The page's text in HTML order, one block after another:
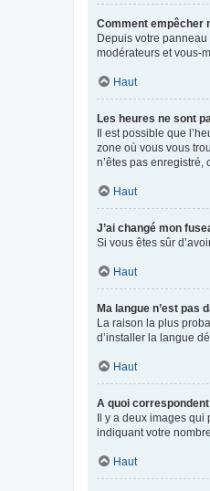
Comment empêcher
Depuis votre panneau
modérateurs et vous-
Haut
Les heures ne sont
Il est possible que
zone où vous vous
n’êtes pas enregistré,
Haut
J’ai changé mon
Si vous êtes sûr
Haut
Ma langue n’est pas
La raison la plus
d’installer la langue
Haut
A quoi
Il y a deux images qui
indiquant votre
Haut